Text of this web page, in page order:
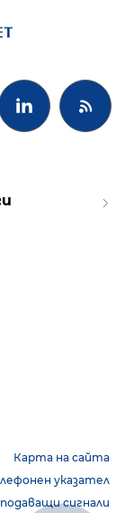

Карта на сайта
указател
сигнали